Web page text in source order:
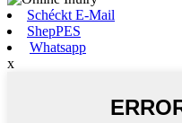
Schéckt E-Mail
ShepPES
Whatsapp
x